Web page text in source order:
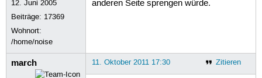
12. Juni 2005
Beiträge: 17369
Wohnort:
/home/noise
anderen Seite sprengen würde.
march Zitieren
11. Oktober 2011 17:30